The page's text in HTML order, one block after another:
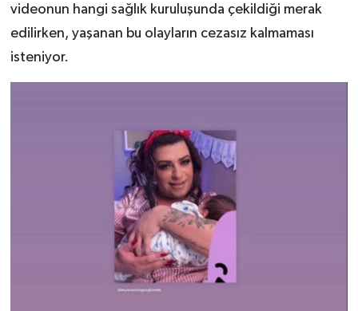
videonun hangi sağlık kuruluşunda çekildiği merak
edilirken, yaşanan bu olayların cezasız kalmaması
isteniyor.